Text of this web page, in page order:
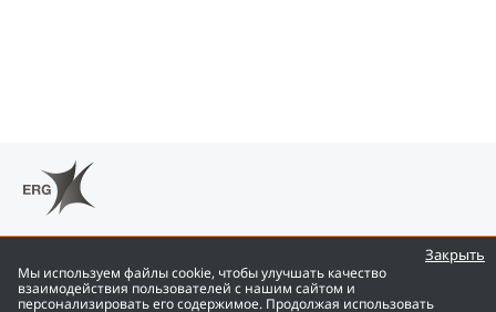
Мы используем файлы cookie, чтобы улучшать качество
взаимодействия пользователей с нашим сайтом и
персонализировать его содержимое. Продолжая использовать
Закрыть